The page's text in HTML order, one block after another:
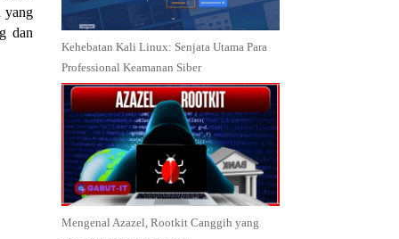
yang
dan
Kehebatan Kali Linux: Senjata Utama Para
Professional Keamanan Siber
Mengenal Azazel, Rootkit Canggih yang